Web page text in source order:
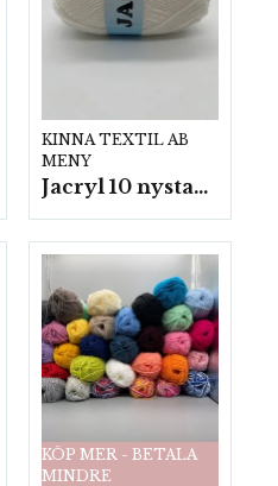
KINNA TEXTIL AB
MENY
Jacryl 10 nystan a50g./fp.
KÖP MER - BETALA
MINDRE